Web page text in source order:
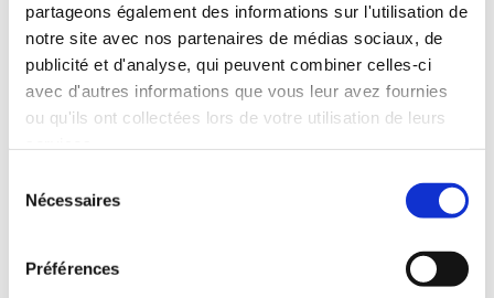
partageons également des informations sur l'utilisation de
notre site avec nos partenaires de médias sociaux, de
publicité et d'analyse, qui peuvent combiner celles-ci
avec d'autres informations que vous leur avez fournies
ou qu'ils ont collectées lors de votre utilisation de leurs
Nécessaires
Préférences
(0 avis)